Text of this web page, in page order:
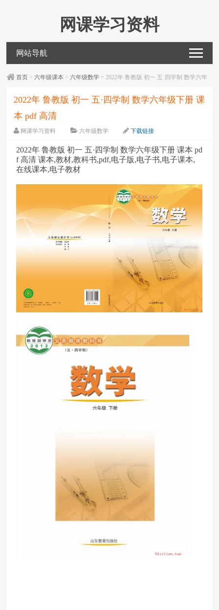
网课学习资料
网站导航
首页 >六年级课本 >六年级数学 > 2022年 鲁教版 初一 五·四学制 数学六年
2022年 鲁教版 初一 五·四学制 数学六年级下册 课
本 pdf 高清
网课学习资料 六年级数学
下载链接
2022年 鲁教版 初一 五·四学制 数学六年级下册 课本 pd
f 高清 课本,教材,教科书,pdf,电子版,电子书,电子课本,
在线课本,电子教材